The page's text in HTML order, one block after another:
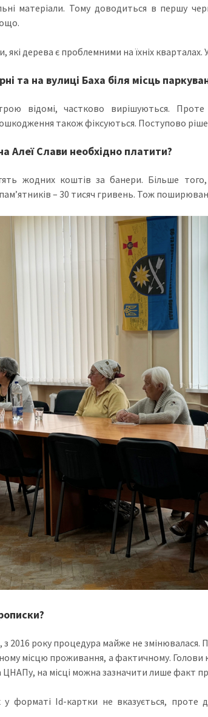
матеріали. Тому доводиться в першу
дерева є проблемними на їхніх кварталах.
та на вулиці Баха біля місць
відомі, частково вирішуються.
також фіксуються. Поступово
Алеї Слави необхідно платити?
жодних коштів за банери. Більше
– 30 тисяч гривень. Тож
2016 року процедура майже не змінювалася.
місцю проживання, а фактичному. Голови
на місці можна зазначити лише факт
форматі Id-картки не вказується, проте